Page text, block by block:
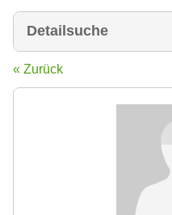
Detailsuche
« Zurück